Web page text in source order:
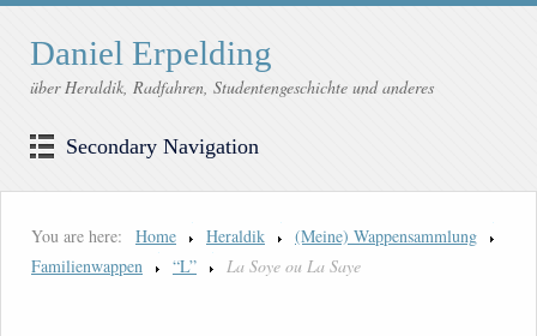
Daniel Erpelding
über Heraldik, Radfahren, Studentengeschichte und anderes
Secondary Navigation
You are here: Home Heraldik
(Meine) Wappensammlung
Familienwappen
“L” La Soye ou La Saye